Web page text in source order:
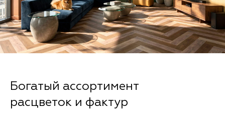
Эффект объема фаска